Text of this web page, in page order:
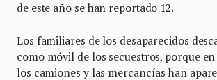
de este año se han reportado 12.
Los familiares de los desaparecidos
como móvil de los secuestros, porque
los camiones y las mercancías han